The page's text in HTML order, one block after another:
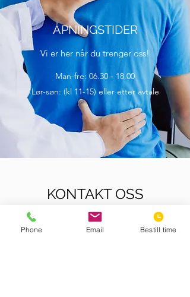
ÅPNINGSTIDER
Vi er her når du trenger oss!
Man-fre: 06.30 - 18.00
Lør-søn: (kl 11-15) eller etter avtale
KONTAKT OSS
Phone Email Bestill time